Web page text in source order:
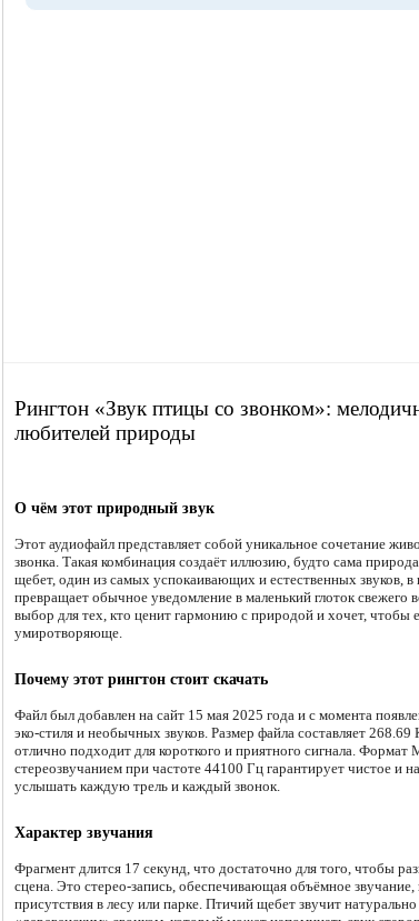
Рингтон «Звук птицы со звонком»:
любителей природы
О чём этот природный звук
Этот аудиофайл представляет собой уникальное сочетание
звонка. Такая комбинация создаёт иллюзию, будто сама
щебет, один из самых успокаивающих и естественных звуков,
превращает обычное уведомление в маленький глоток
выбор для тех, кто ценит гармонию с природой и хочет, чтобы
умиротворяюще.
Почему этот рингтон стоит скачать
Файл был добавлен на сайт 15 мая 2025 года и с момента
эко-стиля и необычных звуков. Размер файла составляет
отлично подходит для короткого и приятного сигнала.
стереозвучанием при частоте 44100 Гц гарантирует чистое и
услышать каждую трель и каждый звонок.
Характер звучания
Фрагмент длится 17 секунд, что достаточно для того, чтобы
сцена. Это стерео-запись, обеспечивающая объёмное
присутствия в лесу или парке. Птичий щебет звучит